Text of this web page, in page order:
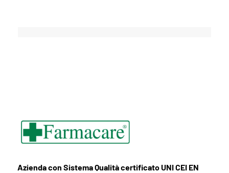
Azienda con Sistema Qualità certificato UNI CEI EN